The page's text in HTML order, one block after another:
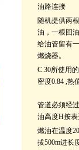
油路连接
随机提供两
油，一根回
给油管留有
燃烧器。
C.30所使用
密度0.84 ,热
管道必须经
油高度H按
燃油在温度20
拔500m进长